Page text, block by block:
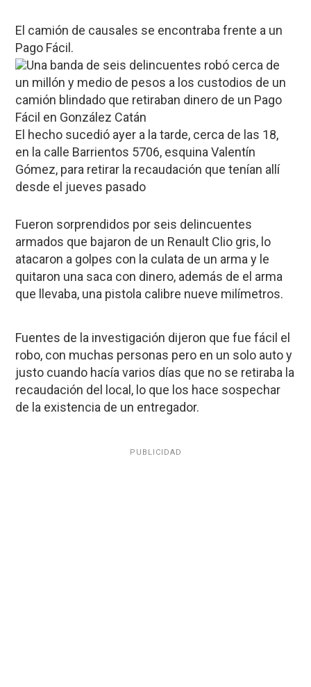
El camión de causales se encontraba frente a un
Pago Fácil.
Una banda de seis delincuentes robó cerca de
un millón y medio de pesos a los custodios de un
camión blindado que retiraban dinero de un Pago
Fácil en González Catán
El hecho sucedió ayer a la tarde, cerca de las 18,
en la calle Barrientos 5706, esquina Valentín
Gómez, para retirar la recaudación que tenían allí
desde el jueves pasado
Fueron sorprendidos por seis delincuentes
armados que bajaron de un Renault Clio gris, lo
atacaron a golpes con la culata de un arma y le
quitaron una saca con dinero, además de el arma
que llevaba, una pistola calibre nueve milímetros.
Fuentes de la investigación dijeron que fue fácil el
robo, con muchas personas pero en un solo auto y
justo cuando hacía varios días que no se retiraba la
recaudación del local, lo que los hace sospechar
de la existencia de un entregador.
PUBLICIDAD